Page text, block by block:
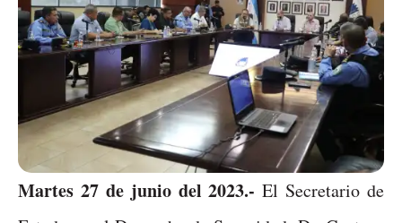
Martes 27 de junio del 2023.- El Secretario de